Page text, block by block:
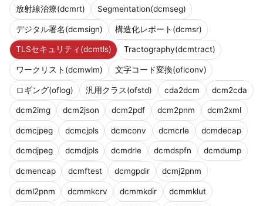
放射線治療(dcmrt) Segmentation(dcmseg)
デジタル署名(dcmsign) 構造化レポート(dcmsr)
TLSセキュリティ(dcmtls) Tractography(dcmtract)
ワークリスト(dcmwlm) 文字コード変換(oficonv)
ロギング(oflog) 汎用クラス(ofstd) cda2dcm dcm2cda
dcm2img dcm2json dcm2pdf dcm2pnm dcm2xml
dcmcjpeg dcmcjpls dcmconv dcmcrle dcmdecap
dcmdjpeg dcmdjpls dcmdrle dcmdspfn dcmdump
dcmencap dcmftest dcmgpdir dcmj2pnm
dcml2pnm dcmmkcrv dcmmkdir dcmmklut